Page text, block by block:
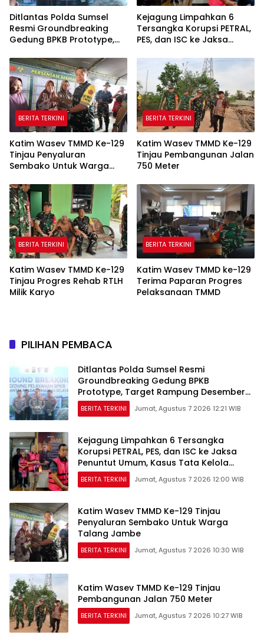
Ditlantas Polda Sumsel
Resmi Groundbreaking
Gedung BPKB Prototype,
Desember 2026
Kejagung Limpahkan 6
Tersangka Korupsi PETRAL,
PES, dan ISC ke Jaksa
Tata Kelola Minyak Masuk
Tahap Penuntutan
BERITA TERKINI
Katim Wasev TMMD Ke-129
Tinjau Penyaluran
Sembako Untuk Warga
BERITA TERKINI
Katim Wasev TMMD Ke-129
Tinjau Pembangunan Jalan
750 Meter
BERITA TERKINI
Katim Wasev TMMD Ke-129
Tinjau Progres Rehab RTLH
Milik Karyo
BERITA TERKINI
Katim Wasev TMMD ke-129
Terima Paparan Progres
Pelaksanaan TMMD
PILIHAN PEMBACA
Ditlantas Polda Sumsel Resmi
Groundbreaking Gedung BPKB
Prototype, Target Rampung Desember
2026
BERITA TERKINI Jumat, Agustus 7 2026 12:21 WIB
Kejagung Limpahkan 6 Tersangka
Korupsi PETRAL, PES, dan ISC ke Jaksa
Penuntut Umum, Kasus Tata Kelola
Minyak Masuk Tahap Penuntutan
BERITA TERKINI Jumat, Agustus 7 2026 12:00 WIB
Katim Wasev TMMD Ke-129 Tinjau
Penyaluran Sembako Untuk Warga
Talang Jambe
BERITA TERKINI Jumat, Agustus 7 2026 10:30 WIB
Katim Wasev TMMD Ke-129 Tinjau
Pembangunan Jalan 750 Meter
BERITA TERKINI Jumat, Agustus 7 2026 10:27 WIB